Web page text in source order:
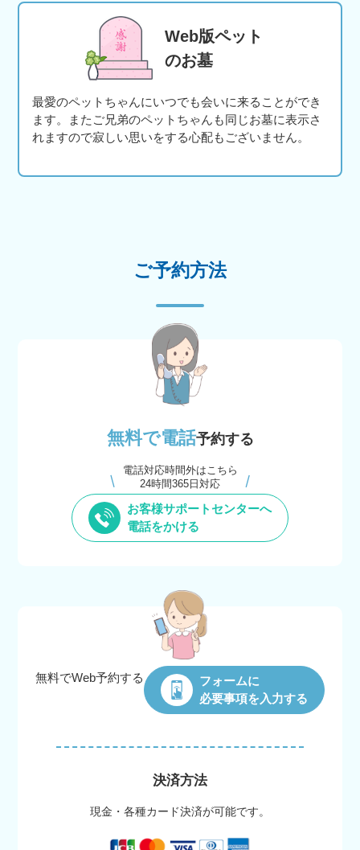
Web版ペット
のお墓
最愛のペットちゃんにいつでも会いに来ることができ
ます。またご兄弟のペットちゃんも同じお墓に表示さ
れますので寂しい思いをする心配もございません。
ご予約方法
無料で電話予約する
電話対応時間外はこちら
24時間365日対応
お客様サポートセンターへ
電話をかける
無料でWeb予約する
フォームに
必要事項を入力する
決済方法
現金・各種カード決済が可能です。